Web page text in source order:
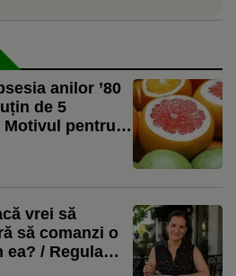
anilor ’80
de 5
Motivul pentru
vrei să
să comanzi o
ea? / Regula